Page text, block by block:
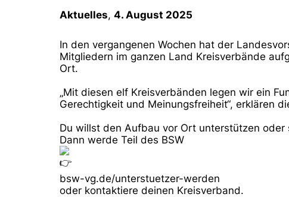
Aktuelles, 4. August 2025
In den vergangenen Wochen hat der
Mitgliedern im ganzen Land Kreisverbände
Ort.
„Mit diesen elf Kreisverbänden legen wir ein
Gerechtigkeit und Meinungsfreiheit“, erklären
Du willst den Aufbau vor Ort unterstützen oder
Dann werde Teil des BSW
bsw-vg.de/unterstuetzer-werden
oder kontaktiere deinen Kreisverband.